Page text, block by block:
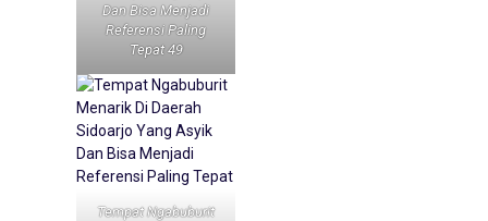
Dan Bisa Menjadi
Referensi Paling
Tepat 49
Tempat Ngabuburit